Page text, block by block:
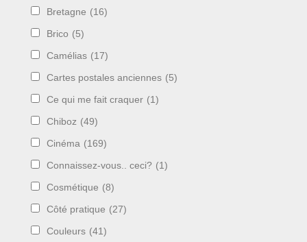
Bretagne (16)
Brico (5)
Camélias (17)
Cartes postales anciennes (5)
Ce qui me fait craquer (1)
Chiboz (49)
Cinéma (169)
Connaissez-vous.. ceci? (1)
Cosmétique (8)
Côté pratique (27)
Couleurs (41)